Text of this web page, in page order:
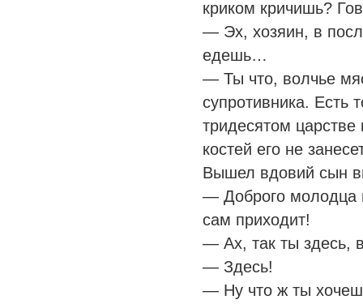
криком кричишь?
— Эх, хозяин, в
едешь…
— Ты что, волчье
супротивника. Есть
тридесятом
костей его не
Вышел вдовий сын
— Доброго молодца
сам приходит!
— Ах, так ты здесь,
— Здесь!
— Ну что ж ты